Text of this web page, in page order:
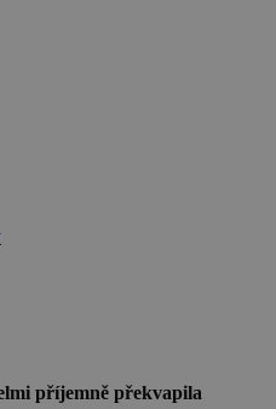
příjemně překvapila